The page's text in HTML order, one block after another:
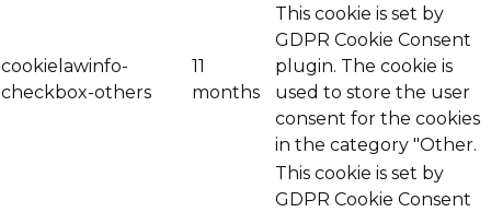
cookielawinfo-
checkbox-others
11
months
This cookie is set by
GDPR Cookie Consent
plugin. The cookie is
used to store the user
consent for the cookies
in the category "Other.
This cookie is set by
GDPR Cookie Consent